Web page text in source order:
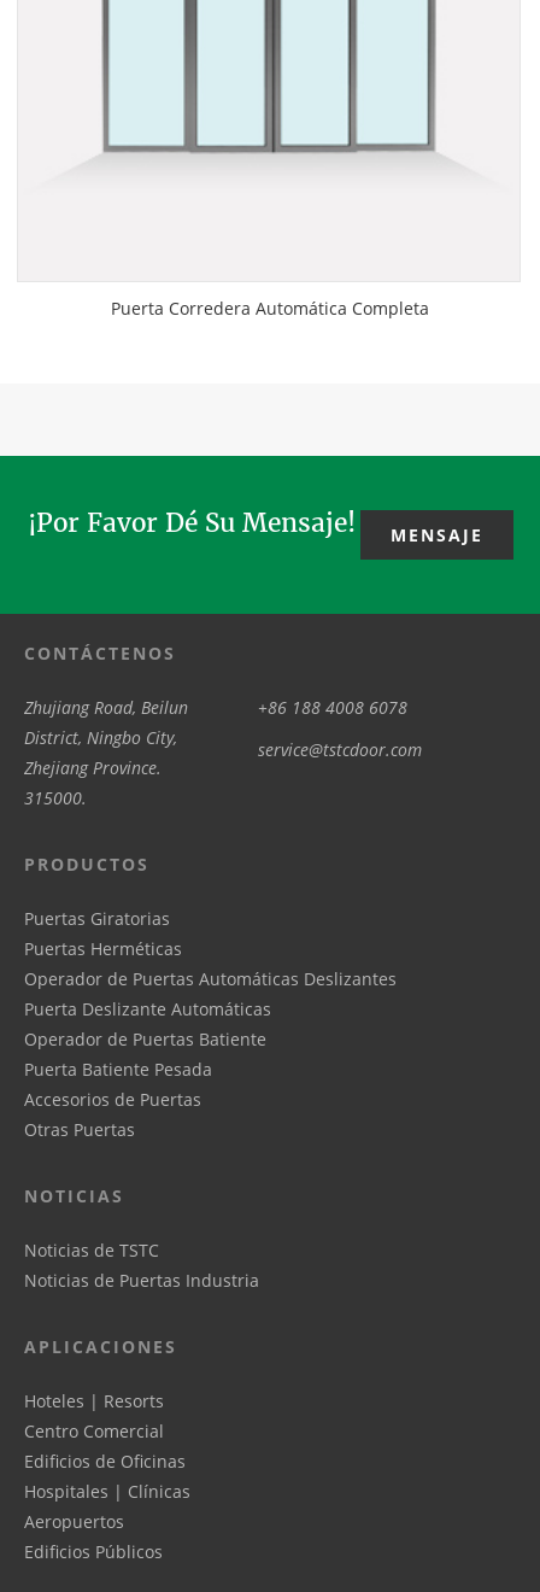
Puerta Corredera Automática Completa
¡Por Favor Dé Su Mensaje! MENSAJE
CONTÁCTENOS
Zhujiang Road, Beilun
District, Ningbo City,
Zhejiang Province.
315000.
+86 188 4008 6078
service@tstcdoor.com
PRODUCTOS
Puertas Giratorias
Puertas Herméticas
Operador de Puertas Automáticas Deslizantes
Puerta Deslizante Automáticas
Operador de Puertas Batiente
Puerta Batiente Pesada
Accesorios de Puertas
Otras Puertas
NOTICIAS
Noticias de TSTC
Noticias de Puertas Industria
APLICACIONES
Hoteles | Resorts
Centro Comercial
Edificios de Oficinas
Hospitales | Clínicas
Aeropuertos
Edificios Públicos